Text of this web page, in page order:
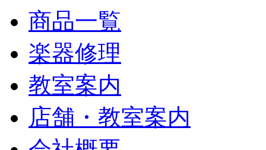
商品一覧
楽器修理
教室案内
店舗・教室案内